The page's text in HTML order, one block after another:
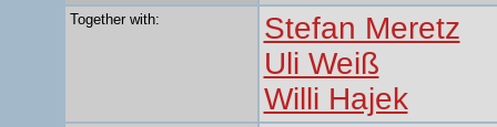
Together with:
Stefan Meretz
Uli Weiß
Willi Hajek